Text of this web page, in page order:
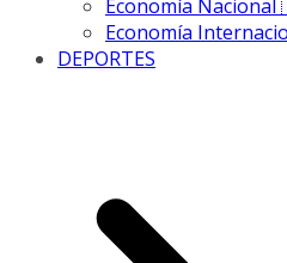
Economía
Economía
DEPORTES